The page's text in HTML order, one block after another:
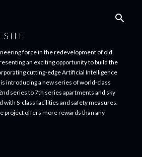
force in the redevelopment of old
an exciting opportunity to build the
cutting-edge Artificial Intelligence
introducing a new series of world-class
series to 7th series apartments and sky
with S-class facilities and safety measures.
project offers more rewards than any